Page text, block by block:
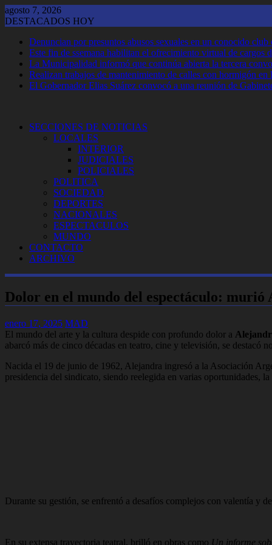
Saltar
al
agosto 7, 2026
DESTACADOS HOY
Denuncian por presuntos abusos sexuales en un conocido
Este fin de ssemana habilitan el ofrecimiento virtual de cargos
La Municipalidad informó que continúa abierta la tercera
Realizan trabajos de mantenimiento de calles con hormigón
El Gobernador Elias Suárez convocó a una reunión de
SECCIONES DE NOTICIAS
LOCALES
INTERIOR
JUDICIALES
POLICIALES
POLITICA
SOCIEDAD
DEPORTES
NACIONALES
ESPECTACULOS
MUNDO
CONTACTO
ARCHIVO
Dolor en el mundo del espectáculo:
enero 17, 2025 MAD
El mundo del arte y la cultura despide con profundo dolor a
abarcó más de cinco décadas en teatro, cine y televisión, se
Nacida el 19 de junio de 1962, Alejandra ingresó a la Asociación
presidencia del sindicato, siendo reelegida en varias oportunidades,
Durante su gestión, se enfrentó a desafíos complejos con valentía y
En su extensa trayectoria teatral, brilló en obras como Un informe